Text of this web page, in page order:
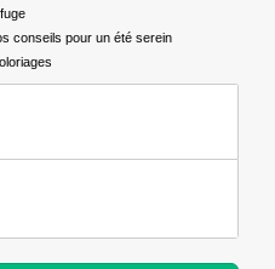
conseils pour un été serein